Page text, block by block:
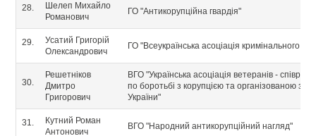
28.
Шелеп Михайло
Романович
ГО "Антикорупційна гвардія"
29.
Усатий Григорій
Олександрович
ГО "Всеукраїнська асоціація кримінального
30.
Решетніков
Дмитро
Григорович
ВГО "Українська асоціація ветеранів -
по боротьбі з корупцією та організованою
України"
31.
Кутний Роман
Антонович
ВГО "Народний антикорупційний нагляд"